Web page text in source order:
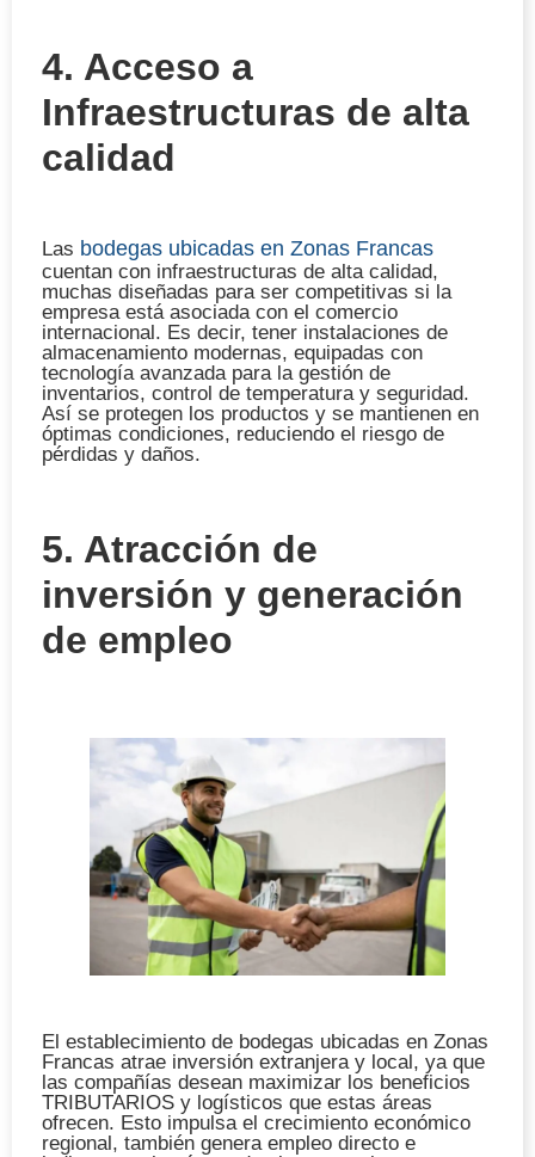
4. Acceso a
Infraestructuras de alta
calidad
Las bodegas ubicadas en Zonas Francas
cuentan con infraestructuras de alta calidad,
muchas diseñadas para ser competitivas si la
empresa está asociada con el comercio
internacional. Es decir, tener instalaciones de
almacenamiento modernas, equipadas con
tecnología avanzada para la gestión de
inventarios, control de temperatura y seguridad.
Así se protegen los productos y se mantienen en
óptimas condiciones, reduciendo el riesgo de
pérdidas y daños.
5. Atracción de
inversión y generación
de empleo
El establecimiento de bodegas ubicadas en Zonas
Francas atrae inversión extranjera y local, ya que
las compañías desean maximizar los beneficios
TRIBUTARIOS y logísticos que estas áreas
ofrecen. Esto impulsa el crecimiento económico
regional, también genera empleo directo e